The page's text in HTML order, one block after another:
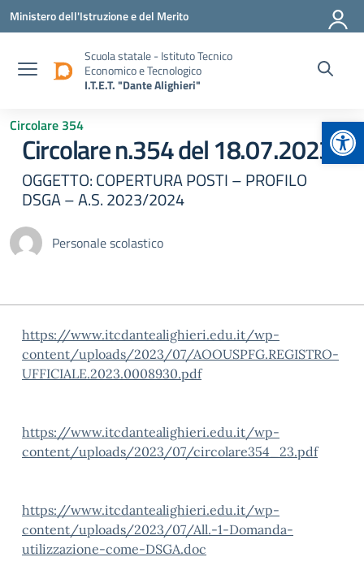
Vai ai contenuti
Vai al menu di navigazione
Vai al footer
Ministero dell'Istruzione e del Merito
Scuola statale - Istituto Tecnico
Economico e Tecnologico
I.T.E.T. "Dante Alighieri"
Circolare 354
Circolare n.354 del 18.07.2023
OGGETTO: COPERTURA POSTI – PROFILO
DSGA – A.S. 2023/2024
Personale scolastico
https://www.itcdantealighieri.edu.it/wp-
content/uploads/2023/07/AOOUSPFG.REGISTRO-
UFFICIALE.2023.0008930.pdf
https://www.itcdantealighieri.edu.it/wp-
content/uploads/2023/07/circolare354_23.pdf
https://www.itcdantealighieri.edu.it/wp-
content/uploads/2023/07/All.-1-Domanda-
utilizzazione-come-DSGA.doc